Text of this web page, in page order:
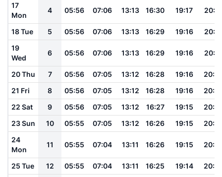
17
Mon
4 05:56 07:06 13:13 16:30 19:17
18 Tue 5 05:56 07:06 13:13 16:29 19:16
19
Wed
6 05:56 07:06 13:13 16:29 19:16
20 Thu 7 05:56 07:05 13:12 16:28 19:16
21 Fri
8 05:56 07:05 13:12 16:28 19:16
22 Sat
9 05:56 07:05 13:12 16:27 19:15
23 Sun
10 05:55 07:05 13:12 16:26 19:15
24
Mon
11 05:55 07:04 13:11 16:26 19:15
25 Tue 12 05:55 07:04 13:11 16:25 19:14